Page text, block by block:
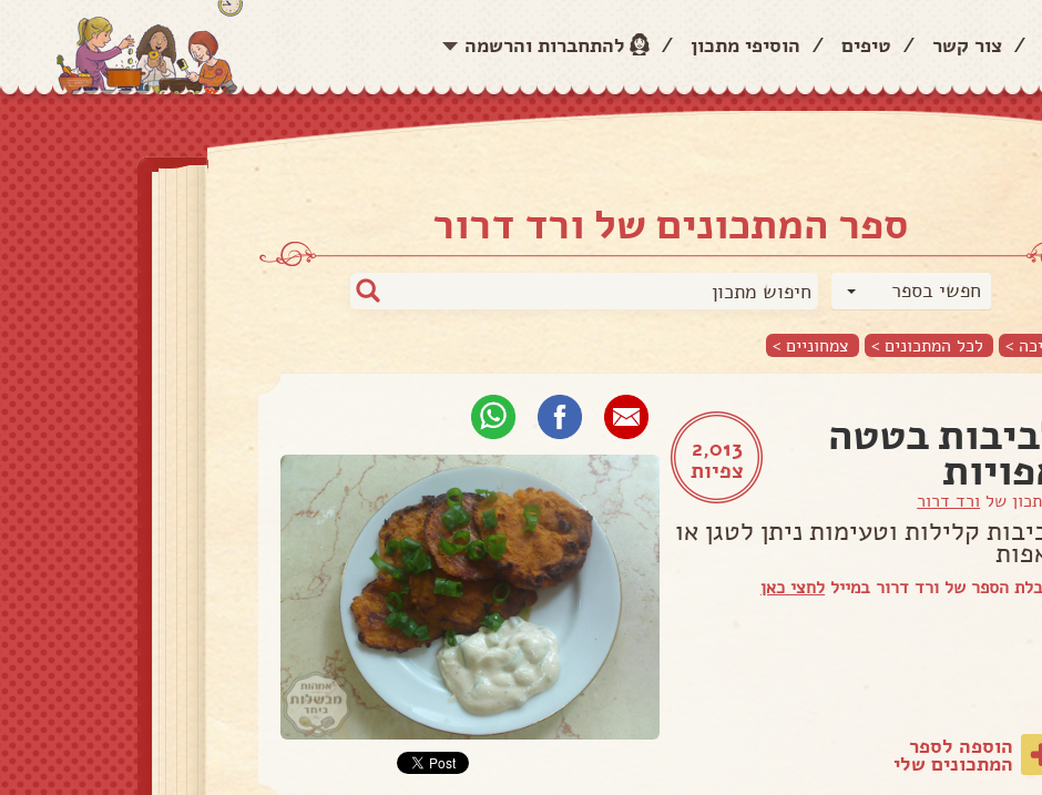
/ צור קשר / טיפים / הוסיפי מתכון / להתחברות והרשמה
ספר המתכונים של ורד דרור
חפשי בספר
> לכל המתכונים > צמחוניים >
2,013
צפיות
בטטה
של ורד דרור
קלילות וטעימות ניתן לטגן או
הספר של ורד דרור במייל לחצי כאן
הוספה לספר
המתכונים שלי